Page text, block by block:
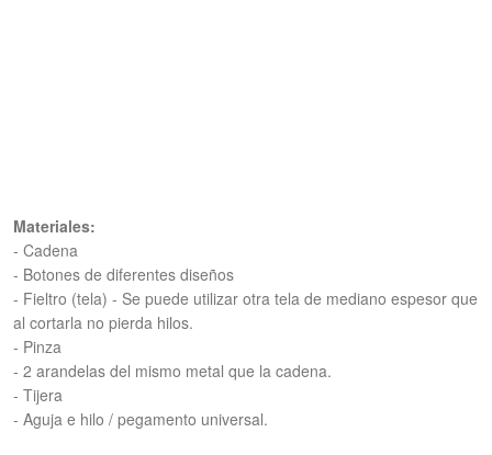
Materiales:
- Cadena
- Botones de diferentes diseños
- Fieltro (tela) - Se puede utilizar otra tela de mediano espesor que
al cortarla no pierda hilos.
- Pinza
- 2 arandelas del mismo metal que la cadena.
- Tijera
- Aguja e hilo / pegamento universal.